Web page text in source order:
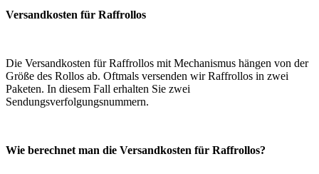
Versandkosten für Raffrollos
Die Versandkosten für Raffrollos mit Mechanismus hängen von der
Größe des Rollos ab. Oftmals versenden wir Raffrollos in zwei
Paketen. In diesem Fall erhalten Sie zwei
Sendungsverfolgungsnummern.
Wie berechnet man die Versandkosten für Raffrollos?